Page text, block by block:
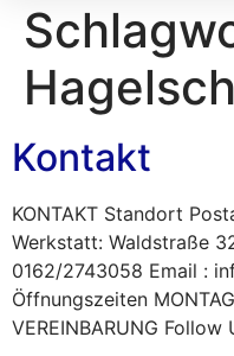
Kontakt
KONTAKT Standort
Werkstatt: Waldstraße
0162/2743058 Email :
Öffnungszeiten
VEREINBARUNG